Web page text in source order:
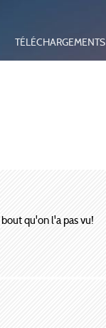
TÉLÉCHARGEMENTS
qu'on l'a pas vu!